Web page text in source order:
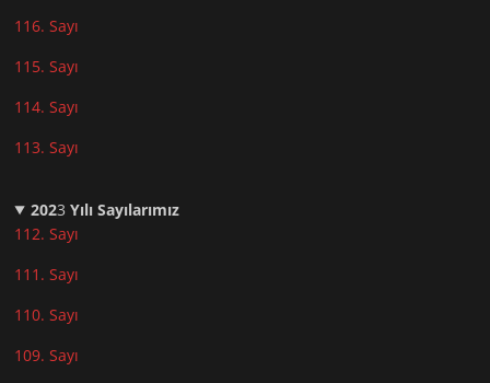
116. Sayı
115. Sayı
114. Sayı
113. Sayı
2023Yılı Sayılarımız
112. Sayı
111. Sayı
110. Sayı
109. Sayı